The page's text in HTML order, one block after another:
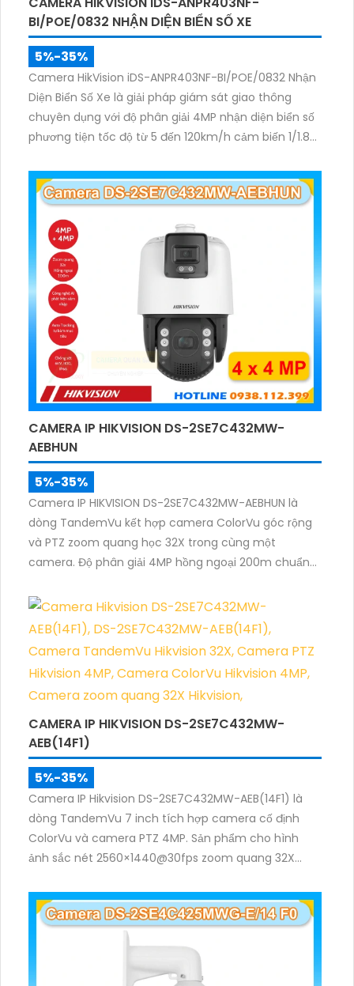
BI/POE/0832 NHẬN DIỆN BIỂN SỐ XE
5%-35%
Camera HikVision iDS-ANPR403NF-BI/POE/0832 Nhận
Diện Biển Số Xe là giải pháp giám sát giao thông
chuyên dụng với độ phân giải 4MP nhận diện biển số
phương tiện tốc độ từ 5 đến 120km/h cảm biến 1/1.8
ảnh rõ nét.
CAMERA IP HIKVISION DS-2SE7C432MW-
AEBHUN
5%-35%
Camera IP HIKVISION DS-2SE7C432MW-AEBHUN là
dòng TandemVu kết hợp camera ColorVu góc rộng
và PTZ zoom quang học 32X trong cùng một
camera. Độ phân giải 4MP hồng ngoại 200m chuẩn
giúp giám sát khu vực rộng với hình ảnh rõ nét cả
ngày và đêm.
CAMERA IP HIKVISION DS-2SE7C432MW-
AEB(14F1)
5%-35%
Camera IP Hikvision DS-2SE7C432MW-AEB(14F1) là
dòng TandemVu 7 inch tích hợp camera cố định
ColorVu và camera PTZ 4MP. Sản phẩm cho hình
ảnh sắc nét 2560×1440@30fps zoom quang 32X
giám sát khu vực rộng cả ngày lẫn đêm.